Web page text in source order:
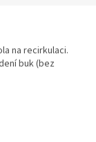
na recirkulaci.
buk (bez